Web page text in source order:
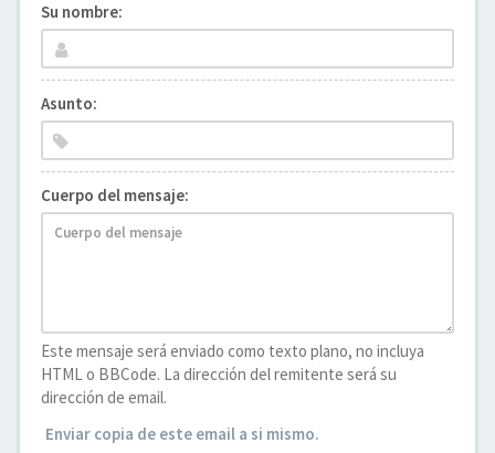
Su nombre:
Asunto:
Cuerpo del mensaje:
Este mensaje será enviado como texto plano, no incluya
HTML o BBCode. La dirección del remitente será su
dirección de email.
Enviar copia de este email a si mismo.